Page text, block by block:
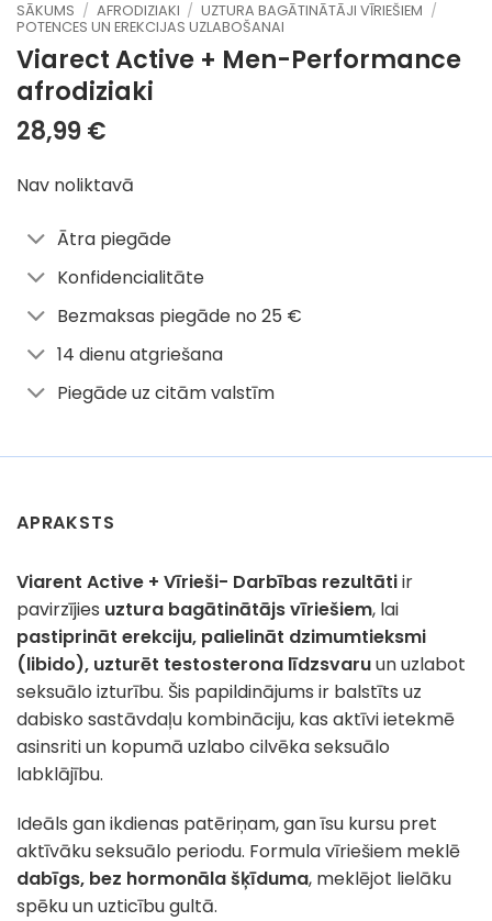
SĀKUMS / AFRODIZIAKI / UZTURA BAGĀTINĀTĀJI VĪRIEŠIEM /
POTENCES UN EREKCIJAS UZLABOŠANAI
Viarect Active + Men-Performance
afrodiziaki
28,99€
Nav noliktavā
Ātra piegāde
Konfidencialitāte
Bezmaksas piegāde no 25 €
14 dienu atgriešana
Piegāde uz citām valstīm
APRAKSTS
Viarent Active + Vīrieši- Darbības rezultātiir
pavirzījies uztura bagātinātājs vīriešiem, lai
pastiprināt erekciju, palielināt dzimumtieksmi
(libido), uzturēt testosterona līdzsvaruun uzlabot
seksuālo izturību. Šis papildinājums ir balstīts uz
dabisko sastāvdaļu kombināciju, kas aktīvi ietekmē
asinsriti un kopumā uzlabo cilvēka seksuālo
labklājību.
Ideāls gan ikdienas patēriņam, gan īsu kursu pret
aktīvāku seksuālo periodu. Formula vīriešiem meklē
dabīgs, bez hormonāla šķīduma, meklējot lielāku
spēku un uzticību gultā.